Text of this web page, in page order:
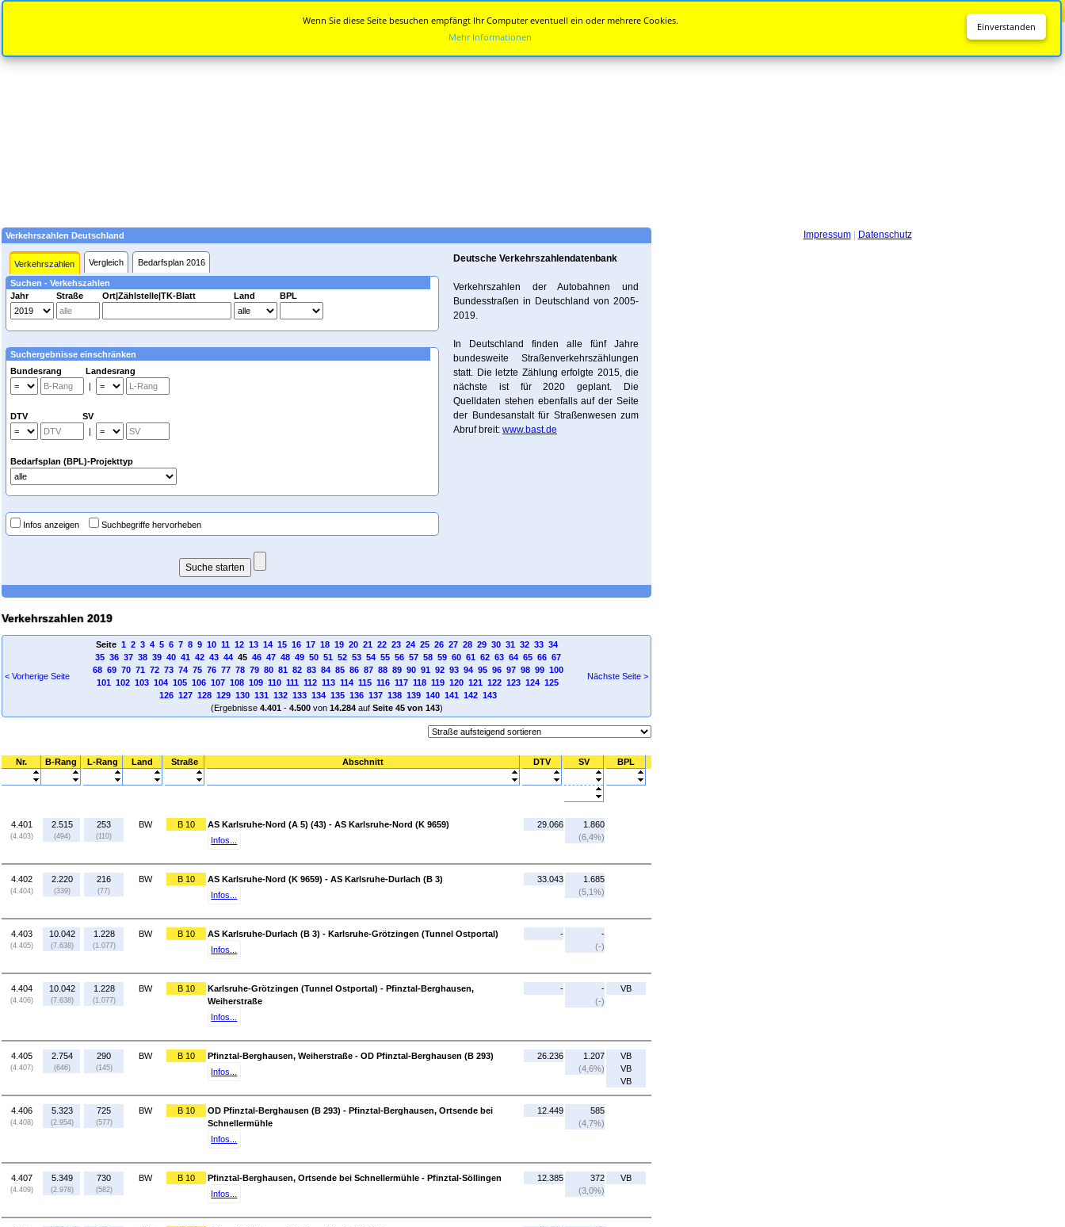
Verkehrszahlen Deutschland
Verkehrszahlen Vergleich Bedarfsplan 2016
Suchen - Verkehszahlen
Jahr
Straße Ort|Zählstelle|TK-Blatt Land BPL
Suchergebnisse einschränken
Bundesrang Landesrang
|
DTV SV
|
Bedarfsplan (BPL)-Projekttyp
Infos anzeigen Suchbegriffe hervorheben
Deutsche Verkehrszahlendatenbank
Verkehrszahlen der Autobahnen und
Bundesstraßen in Deutschland von 2005-
2019.
In Deutschland finden alle fünf Jahre
bundesweite Straßenverkehrszählungen
statt. Die letzte Zählung erfolgte 2015, die
nächste ist für 2020 geplant. Die
Quelldaten stehen ebenfalls auf der Seite
der Bundesanstalt für Straßenwesen zum
Abruf breit: www.bast.de
Verkehrszahlen 2019
< Vorherige Seite
Seite 1 2 3 4 5 6 7 8 9 10 11 12 13 14 15 16 17 18 19 20 21 22 23 24 25 26 27 28 29 30 31 32 33 34
35 36 37 38 39 40 41 42 43 4445 46 47 48 49 50 51 52 53 54 55 56 57 58 59 60 61 62 63 64 65 66 67
68 69 70 71 72 73 74 75 76 77 78 79 80 81 82 83 84 85 86 87 88 89 90 91 92 93 94 95 96 97 98 99 100
101 102 103 104 105 106 107 108 109 110 111 112 113 114 115 116 117 118 119 120 121 122 123 124 125
126 127 128 129 130 131 132 133 134 135 136 137 138 139 140 141 142 143
(Ergebnisse 4.401- 4.500von 14.284auf Seite 45 von 143)
Nächste Seite >
Nr. B-Rang L-Rang Land Straße Abschnitt DTV SV BPL
4.401
(4.403)
2.515
(494)
253
(110)
BW B 10
AS Karlsruhe-Nord (A 5) (43) - AS Karlsruhe-Nord (K 9659)
Infos...
29.066
1.860
(6,4%)
4.402
(4.404)
2.220
(339)
216
(77)
BW B 10
AS Karlsruhe-Nord (K 9659) - AS Karlsruhe-Durlach (B 3)
Infos...
33.043
1.685
(5,1%)
4.403
(4.405)
10.042
(7.638)
1.228
(1.077)
BW B 10
AS Karlsruhe-Durlach (B 3) - Karlsruhe-Grötzingen (Tunnel Ostportal)
Infos...
-
-
(-)
4.404
(4.406)
10.042
(7.638)
1.228
(1.077)
BW B 10
Karlsruhe-Grötzingen (Tunnel Ostportal) - Pfinztal-Berghausen,
Weiherstraße
Infos...
-
-
(-)
VB
4.405
(4.407)
2.754
(646)
290
(145)
BW B 10
Pfinztal-Berghausen, Weiherstraße - OD Pfinztal-Berghausen (B 293)
Infos...
26.236
1.207
(4,6%)
VB
VB
VB
4.406
(4.408)
5.323
(2.954)
725
(577)
BW B 10
OD Pfinztal-Berghausen (B 293) - Pfinztal-Berghausen, Ortsende bei
Schnellermühle
Infos...
12.449
585
(4,7%)
4.407
(4.409)
5.349
(2.978)
730
(582)
BW B 10
Pfinztal-Berghausen, Ortsende bei Schnellermühle - Pfinztal-Söllingen
Infos...
12.385
372
(3,0%)
VB
Impressum| Datenschutz
Einverstanden
Wenn Sie diese Seite besuchen empfängt Ihr Computer eventuell ein oder mehrere Cookies.
Mehr Informationen